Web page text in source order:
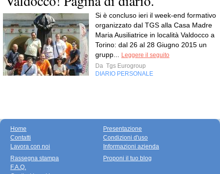
Si è concluso ieri il week-end formativo
organizzato dal TGS alla Casa Madre
Maria Ausiliatrice in località Valdocco a
Torino: dal 26 al 28 Giugno 2015 un
grupp... Leggere il seguito
Da Tgs Eurogroup
DIARIO PERSONALE
Home
Contatti
Lavora con noi
Presentazione
Condizioni d'uso
Informazioni azienda
Rassegna stampa
F.A.Q.
Proponi il tuo blog